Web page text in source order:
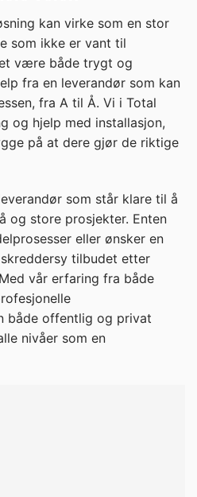
kan virke som en stor
som ikke er vant til
være både trygt og
fra en leverandør som kan
fra A til Å. Vi i Total
og hjelp med installasjon,
på at dere gjør de riktige
som står klare til å
og store prosjekter. Enten
eller ønsker en
tilbudet etter
vår erfaring fra både
både offentlig og privat
nivåer som en